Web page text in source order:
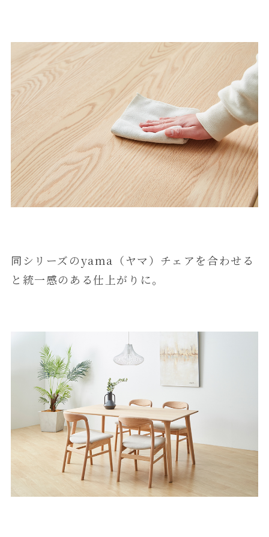
同シリーズのyama（ヤマ）チェアを合わせる
と統一感のある仕上がりに。